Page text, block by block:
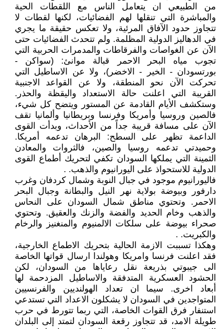
من الطبيعي ان يتعامل الناس مع اللقطات الحية
والمباشرة التي تنقلها لهم الفضائيات، لكنها لقطات لا
تتجاوز حدود الآفاق المرئية، ولا تعكس حقيقة ما يجري
في الدهاليز الدولية المظلمة. ولم تتحدث الفضائيات حتى
الآن عن الغواصات والفرقاطات والمدمرات الحربية التي
تجوب مياه البحر الاحمر قبالة موانئ: (سواكن -
بورتسودان - الخير - الاخضر)، ولا عن الاساطيل التي
تحركت الآن نحو المنطقة، ولا عن القواعد الاجنبية
القريبة التي اعلنت حالة الاستعداد واليقظة والحذر.
وستكشف الأيام القادمة عن المستور ويتضح كل شيء،
فالصين وروسيا وأمريكا وفرنسا وبريطانيا وألمانيا تقف
الآن على مسافة قريبة جداً من الأحداث، وبدأت القوى
الداعمة تظهر على السطح: البرهان تدعمه أمريكا.
وحميدتي تدعمه روسيا والصين، فالثروات والمعادن
الثمينة التي يملكها السودان تكفي لتحريك أطماع القوى
الدولية للاستحواذ على اليورانيوم والذهب. .
فاليورانيوم موجود في جبال النوبة وشمال كردفان وغرب
دارفور وبيوضة بولاية نهر النيل والبطانة وجبال البحر
الاحمر. وتحتوي مناطق شمال السودان على النحاس
والذهب وخام الحديد والفضة والزنك والعقيق. وتحتوي
صحراء بيوضة على سلكات الالمنيوم والمنغنيز والرخام
والكبريت. .
وهكذا تسببت الازمة الحالية بتحريك الاطماع الخارجية،
فقد اعلنت فرنسا وامريكا وهولندا ارسال قواتها الخاصة
الى جيبوتي بذريعة نقل رعاياها من السودان، لكن
الحشود العسكرية المتدفقة والاساطيل المزدحمة لها
أبعاد اخرى. سيما ان تعداد الهولنديين والفرنسيين
المتواجدين في السودان لا يشكلون الاعداد التي تستدعي
استنفار فرق القوات الخاصة، التي ربما تتورط في حرب
طويلة الامد، قد تتجاوز رقعة السودان لتمتد إلى البلدان